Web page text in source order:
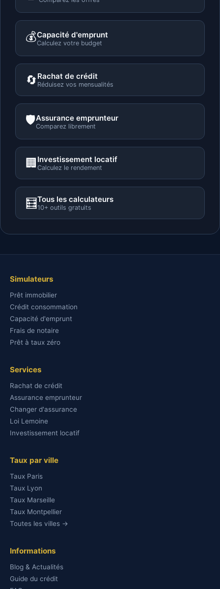
💰Capacité d'emprunt
Calculez votre budget
🔄 Rachat de crédit
Réduisez vos mensualités
🛡️Assurance emprunteur
Comparez librement
🏢 Investissement locatif
Calculez le rendement
🧮Tous les calculateurs
10+ outils gratuits
Simulateurs
Prêt immobilier
Crédit consommation
Capacité d'emprunt
Frais de notaire
Prêt à taux zéro
Services
Rachat de crédit
Assurance emprunteur
Changer d'assurance
Loi Lemoine
Investissement locatif
Taux par ville
Taux Paris
Taux Lyon
Taux Marseille
Taux Montpellier
Toutes les villes →
Informations
Blog & Actualités
Guide du crédit